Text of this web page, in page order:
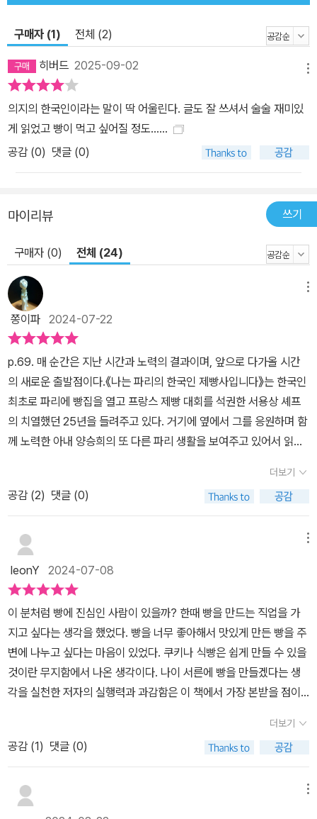
구매자 (1) 전체 (2)
히버드 2025-09-02
의지의 한국인이라는 말이 딱 어울린다. 글도 잘 쓰셔서 술술 재미있
게 읽었고 빵이 먹고 싶어질 정도......
공감 (0) 댓글 (0)
마이리뷰 쓰기
구매자 (0) 전체 (24)
쫑이파 2024-07-22
p.69. 매 순간은 지난 시간과 노력의 결과이며, 앞으로 다가올 시간
의 새로운 출발점이다.《나는 파리의 한국인 제빵사입니다》는 한국인
최초로 파리에 빵집을 열고 프랑스 제빵 대회를 석권한 서용상 셰프
의 치열했던 25년을 들려주고 있다. 거기에 옆에서 그를 응원하며 함
께 노력한 아내 양승희의 또 다른 파리 생활을 보여주고 있어서 읽는
개인의 삶을 따라 다양한 의미의 성공을 만나볼 수 있다는 매력에 더
해 프랑스의 문화를 접할 수 있는 멋진 에세이다.서용상 불랑제가 제
빵 제과를 만나기까지는 정말 먼 길을 돌아왔다. 물리학과 철학 그리
고 신학대학원까지 좋아하지 않은 길을 방황하듯 멀리 돌아온 것이
게 앞으로 나갔다. 그리고 그렇게 25년 넘는 세월을 묵묵히 걸어왔
다. '가야 할 곳이라면 우선은 들어선 다음에 길을 찾는 것이 우리의
방식'(p.93)이라 말하는,제과점에서 '비빔밥'을 팔았던 아내 양승희
는 남편을 도우며 자신만의 도전도 게을리하지 않았다. 참 열심히 성
실히 살았다. 그 결과 부부는 달콤한 열매를 맛볼 수 있게 되었다. 그
리고 그 열매가 맺힐 때까지의 과정을 솔직 담백하게 풀어낸 책이《나
는 파리의 한국인 제빵사입니다》이다. 프랑스의 행정절차 탓에 점포
를 새로 열기 위해 준비하는 기간이 길어도 너무 길었던 것도, 작은 가
게를 인수해도 고용 승계를 해야 한다는 것도 이 책에서 만날 수 있는
일본 그리고 프랑스. 이방인의 삶이 그렇게 녹녹하지만은 않았을 것
더보기
공감 (2) 댓글 (0)
leonY 2024-07-08
이 분처럼 빵에 진심인 사람이 있을까? 한때 빵을 만드는 직업을 가
지고 싶다는 생각을 했었다. 빵을 너무 좋아해서 맛있게 만든 빵을 주
변에 나누고 싶다는 마음이 있었다. 쿠키나 식빵은 쉽게 만들 수 있을
것이란 무지함에서 나온 생각이다. 나이 서른에 빵을 만들겠다는 생
각을 실천한 저자의 실행력과 과감함은 이 책에서 가장 본받을 점이
게 나이는 상관없다고 말하는 것 같다. 지금 이 시간에 도전하고 움직
이는 모습을 상상해 보게 한다. 프랑스 파리에 본인의 가게를 만들기
까지 한 가족을 책임져야 할 가장이 할 수 있는 일이란 많지 않았을 것
이다. 포기할 이유를 만들지 않기 위해 배수의 진을 친다. 그리고 모든
더보기
공감 (1) 댓글 (0)